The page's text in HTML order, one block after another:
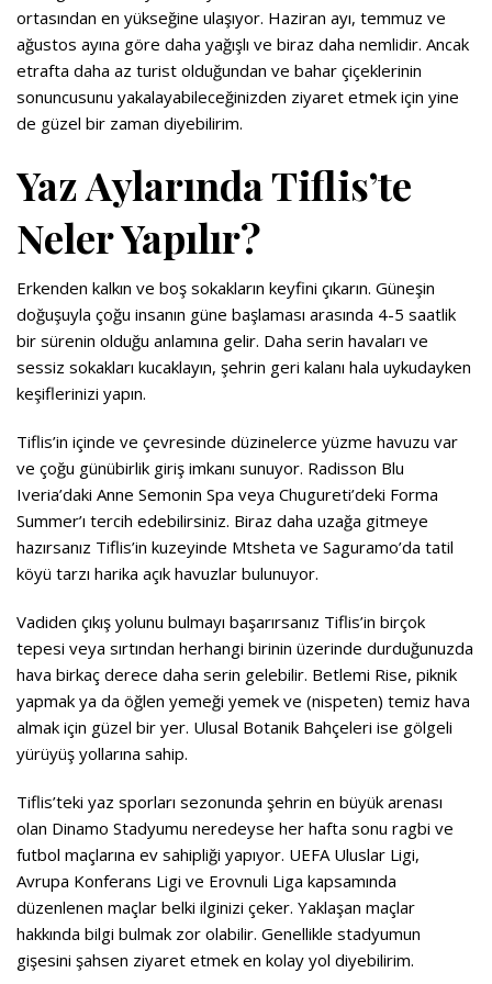
ortasından en yükseğine ulaşıyor. Haziran ayı, temmuz ve
ağustos ayına göre daha yağışlı ve biraz daha nemlidir. Ancak
etrafta daha az turist olduğundan ve bahar çiçeklerinin
sonuncusunu yakalayabileceğinizden ziyaret etmek için yine
de güzel bir zaman diyebilirim.
Yaz Aylarında Tiflis’te
Neler Yapılır?
Erkenden kalkın ve boş sokakların keyfini çıkarın. Güneşin
doğuşuyla çoğu insanın güne başlaması arasında 4-5 saatlik
bir sürenin olduğu anlamına gelir. Daha serin havaları ve
sessiz sokakları kucaklayın, şehrin geri kalanı hala uykudayken
keşiflerinizi yapın.
Tiflis’in içinde ve çevresinde düzinelerce yüzme havuzu var
ve çoğu günübirlik giriş imkanı sunuyor. Radisson Blu
Iveria’daki Anne Semonin Spa veya Chugureti’deki Forma
Summer’ı tercih edebilirsiniz. Biraz daha uzağa gitmeye
hazırsanız Tiflis’in kuzeyinde Mtsheta ve Saguramo’da tatil
köyü tarzı harika açık havuzlar bulunuyor.
Vadiden çıkış yolunu bulmayı başarırsanız Tiflis’in birçok
tepesi veya sırtından herhangi birinin üzerinde durduğunuzda
hava birkaç derece daha serin gelebilir. Betlemi Rise, piknik
yapmak ya da öğlen yemeği yemek ve (nispeten) temiz hava
almak için güzel bir yer. Ulusal Botanik Bahçeleri ise gölgeli
yürüyüş yollarına sahip.
Tiflis’teki yaz sporları sezonunda şehrin en büyük arenası
olan Dinamo Stadyumu neredeyse her hafta sonu ragbi ve
futbol maçlarına ev sahipliği yapıyor. UEFA Uluslar Ligi,
Avrupa Konferans Ligi ve Erovnuli Liga kapsamında
düzenlenen maçlar belki ilginizi çeker. Yaklaşan maçlar
hakkında bilgi bulmak zor olabilir. Genellikle stadyumun
gişesini şahsen ziyaret etmek en kolay yol diyebilirim.